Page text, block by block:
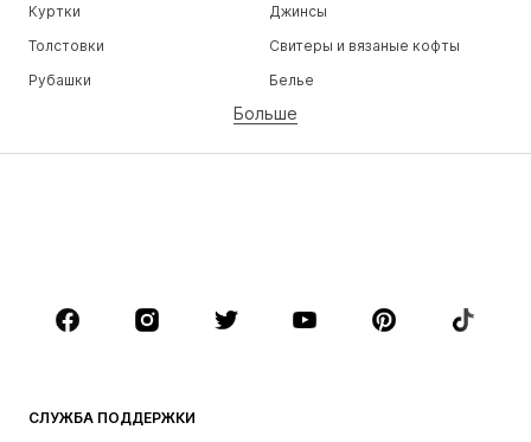
Куртки
Джинсы
Толстовки
Свитеры и вязаные кофты
Рубашки
Белье
Рубашки
ОДЕЖДА
Куртки
Больше
СЛУЖБА ПОДДЕРЖКИ